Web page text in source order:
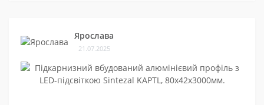
Ярослава
21.07.2025